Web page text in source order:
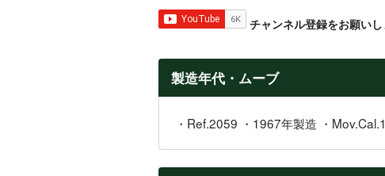
チャンネル登録をお願い
製造年代・ムーブ
・Ref.2059 ・1967年製造 ・